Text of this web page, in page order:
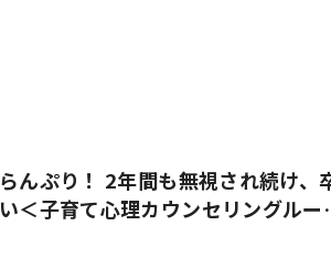
んぷり！ 2年間も無視され続け、
＜子育て心理カウンセリングルー